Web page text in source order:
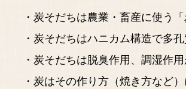
・炭そだちは農業・畜産に使う
・炭そだちはハニカム構造で多
・炭そだちは脱臭作用、調湿作
・炭はその作り方（焼き方など